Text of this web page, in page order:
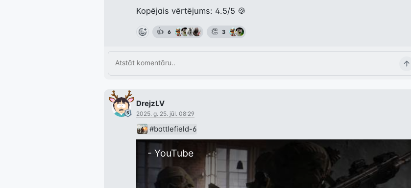
Kopējais vērtējums: 4.5/5 🍪
👍 6 👏 3
DrejzLV
2025. g. 25. jūl. 08:29
#battlefield-6
- YouTube